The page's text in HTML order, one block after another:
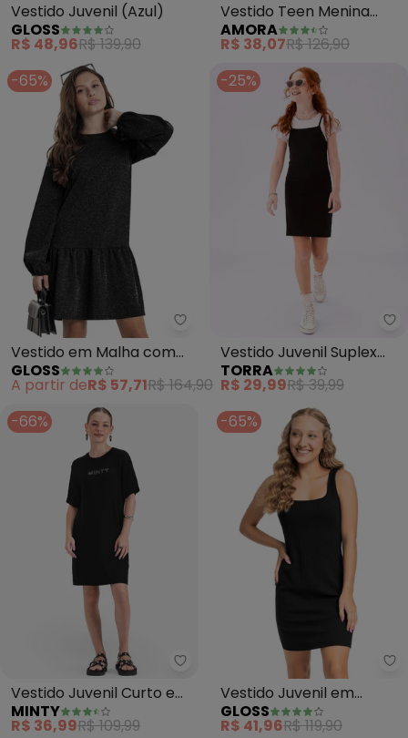
Vestido Juvenil (Azul)
GLOSS
R$ 48,96R$ 139,90
Vestido Teen Menina
(Cinza)
AMORA
R$ 38,07R$ 126,90
-65%
Gloss - Vestido em Malha com
Vestido em Malha com
Lurex Juvenil (Preto)
GLOSS
A partir deR$ 57,71R$ 164,90
-25%
Vestido Juvenil Suplex
(Preto)
TORRA
R$ 29,99R$ 39,99
-66%
Minty - Vestido Juvenil Curto
Vestido Juvenil Curto em
Molecotton (Preto)
MINTY
R$ 36,99R$ 109,99
-65%
Vestido Juvenil em
Ribana Canelada (Preto)
GLOSS
R$ 41,96R$ 119,90